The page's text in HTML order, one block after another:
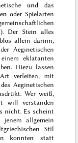
und das
oder Spielarten
Der Stein alles
allein darinn,
Aeginetischen
eklatanten
Hiezu lassen
verleiten, mit
Aeginetischen
Wer weiß,
will verstanden
nicht. Es scheint
allgemein
Stil
konnten statt